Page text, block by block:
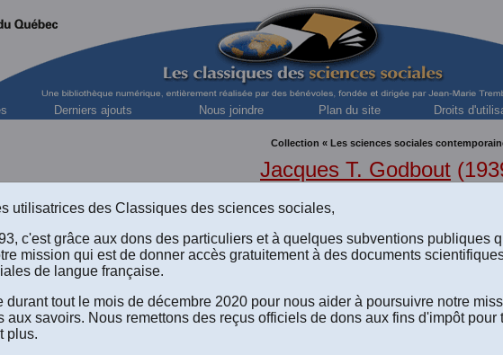
Derniers ajouts Nous joindre Plan du site Droits
Collection « Les sciences sociales
Jacques T. Godbout
LIVRES
utilisatrices des Classiques des sciences sociales,
c'est grâce aux dons des particuliers et à quelques subventions publiques
mission qui est de donner accès gratuitement à des documents
de langue française.
durant tout le mois de décembre 2020 pour nous aider à poursuivre notre
aux savoirs. Nous remettons des reçus officiels de dons aux fins d'impôt pour
plus.